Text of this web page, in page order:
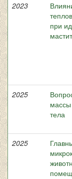
2023
при
2025
тела
2025